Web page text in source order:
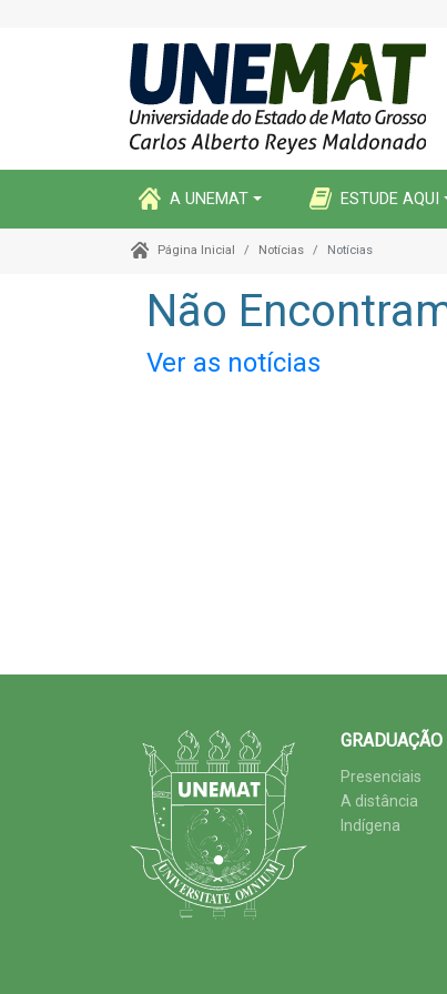
A UNEMAT ESTUDE AQUI
Página Inicial Notícias Notícias
Não
Ver as notícias
GRADUAÇÃO
Presenciais
A distância
Indígena